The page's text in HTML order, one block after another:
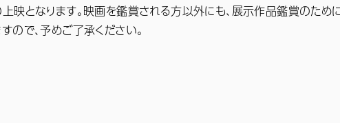
映となります。映画を鑑賞される方以外にも、展示作品鑑賞のため
ので、予めご了承ください。